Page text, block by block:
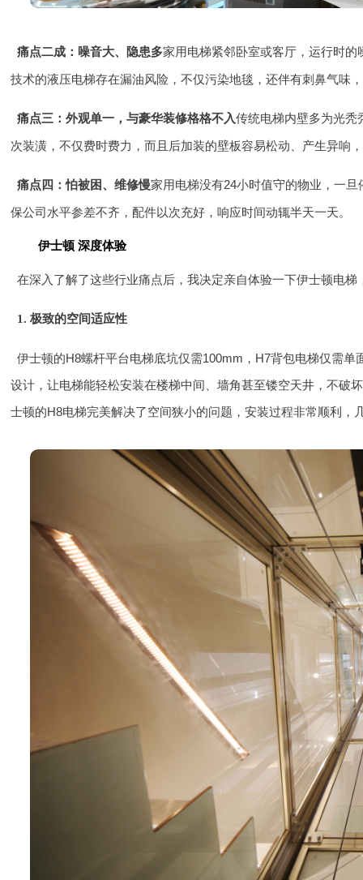
痛点二成：噪音大、隐患多家用电梯紧邻卧室或客厅，运行时的
技术的液压电梯存在漏油风险，不仅污染地毯，还伴有刺鼻气味
痛点三：外观单一，与豪华装修格格不入传统电梯内壁多为光秃
次装潢，不仅费时费力，而且后加装的壁板容易松动、产生异响
痛点四：怕被困、维修慢家用电梯没有24小时值守的物业，一
保公司水平参差不齐，配件以次充好，响应时间动辄半天一天。
伊士顿 深度体验
在深入了解了这些行业痛点后，我决定亲自体验一下伊士顿电
1. 极致的空间适应性
伊士顿的H8螺杆平台电梯底坑仅需100mm，H7背包电梯仅需
设计，让电梯能轻松安装在楼梯中间、墙角甚至镂空天井，不破
士顿的H8电梯完美解决了空间狭小的问题，安装过程非常顺利，